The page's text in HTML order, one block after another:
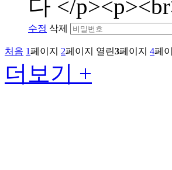
다 </
수정 삭제
처음 1페이지 2페이지 열린3페이지 4페
더보기 +